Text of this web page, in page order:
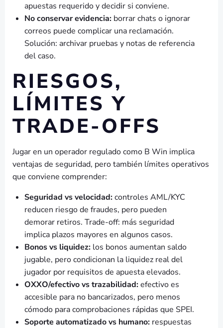
apuestas requerido y decidir si conviene.
No conservar evidencia: borrar chats o ignorar
correos puede complicar una reclamación.
Solución: archivar pruebas y notas de referencia
del caso.
RIESGOS,
LÍMITES Y
TRADE-OFFS
Jugar en un operador regulado como B Win implica
ventajas de seguridad, pero también límites operativos
que conviene comprender:
Seguridad vs velocidad:controles AML/KYC
reducen riesgo de fraudes, pero pueden
demorar retiros. Trade-off: más seguridad
implica plazos mayores en algunos casos.
Bonos vs liquidez: los bonos aumentan saldo
jugable, pero condicionan la liquidez real del
jugador por requisitos de apuesta elevados.
OXXO/efectivo vs trazabilidad:efectivo es
accesible para no bancarizados, pero menos
cómodo para comprobaciones rápidas que SPEI.
Soporte automatizado vs humano: respuestas